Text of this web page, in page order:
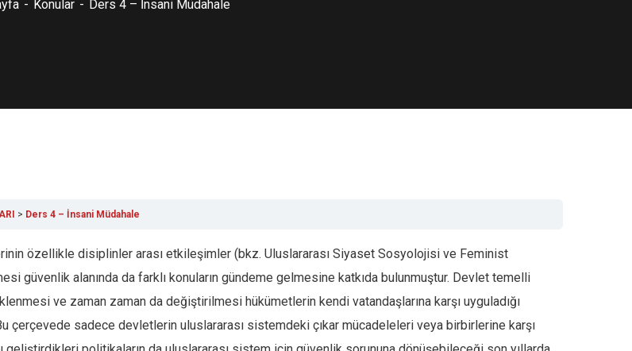
Konular Ders 4 – İnsani Müdahale
Ders 4 – İnsani Müdahale
özellikle disiplinler arası etkileşimler (bkz. Uluslararası Siyaset Sosyolojisi ve Feminist
güvenlik alanında da farklı konuların gündeme gelmesine katkıda bulunmuştur. Devlet temelli
ve zaman zaman da değiştirilmesi hükümetlerin kendi vatandaşlarına karşı uyguladığı
çerçevede sadece devletlerin uluslararası sistemdeki çıkar mücadeleleri veya birbirlerine karşı